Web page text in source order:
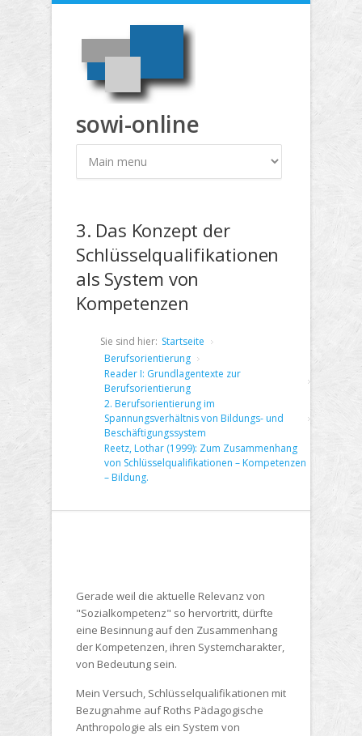
Direkt zum Inhalt
sowi-online
3. Das Konzept der
Schlüsselqualifikationen
als System von
Kompetenzen
Sie sind hier: Startseite
Berufsorientierung
Reader I: Grundlagentexte zur
Berufsorientierung
2. Berufsorientierung im
Spannungsverhältnis von Bildungs- und
Beschäftigungssystem
Reetz, Lothar (1999): Zum Zusammenhang
von Schlüsselqualifikationen – Kompetenzen
– Bildung.
Gerade weil die aktuelle Relevanz von
"Sozialkompetenz" so hervortritt, dürfte
eine Besinnung auf den Zusammenhang
der Kompetenzen, ihren Systemcharakter,
von Bedeutung sein.
Mein Versuch, Schlüsselqualifikationen mit
Bezugnahme auf Roths Pädagogische
Anthropologie als ein System von